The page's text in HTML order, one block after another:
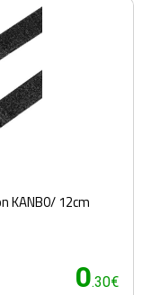
KANB0/ 12cm
0.30€